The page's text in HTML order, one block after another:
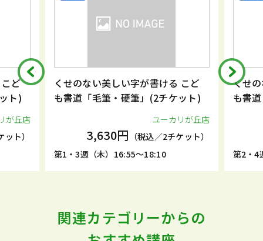
ど
ト)
が丘店
ト）
くせのない美しい字が書ける こど
も書道「毛筆・硬筆」(2チケット)
ユーカリが丘店
3,630円 （税込／2チケット）
第1・3週（木）16:55～18:10
くせ
も書
第2・4
関連カテゴリーからの